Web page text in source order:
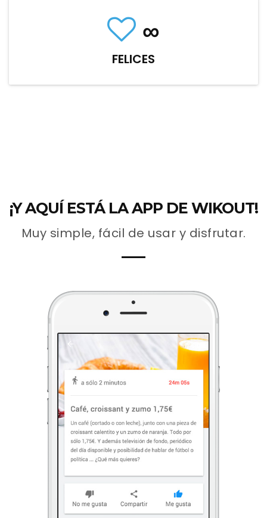
∞
FELICES
¡Y AQUÍ ESTÁ LA APP DE WIKOUT!
Muy simple, fácil de usar y disfrutar.